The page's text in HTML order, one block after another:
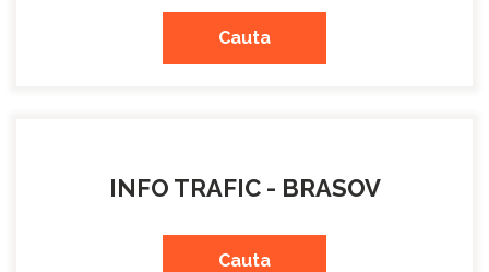
Cauta
INFO TRAFIC - BRASOV
Cauta